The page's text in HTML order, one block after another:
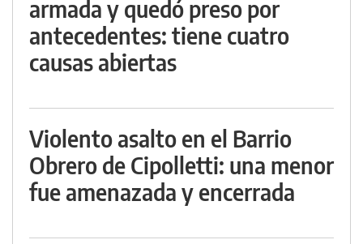
armada y quedó preso por
antecedentes: tiene cuatro
causas abiertas
Violento asalto en el Barrio
Obrero de Cipolletti: una menor
fue amenazada y encerrada